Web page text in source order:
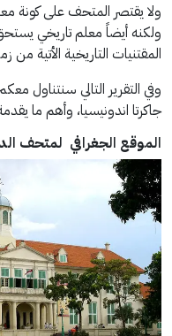
ولا يقتصر المتحف على كونة
ولكنه أيضاً معلم تاريخي
المقتنيات التاريخية الأتية من
وفي التقرير التالي سنتناول
جاكرتا اندونيسيا، وأهم ما
الموقع الجغرافي لمتحف